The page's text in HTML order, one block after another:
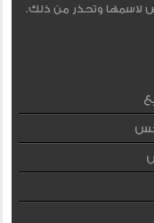
وتحذر من ذلك.